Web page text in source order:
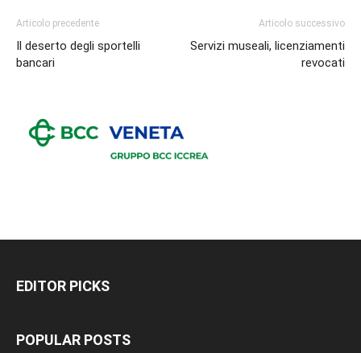
Articolo precedente
Il deserto degli sportelli
bancari
Articolo successivo
Servizi museali, licenziamenti
revocati
EDITOR PICKS
POPULAR POSTS